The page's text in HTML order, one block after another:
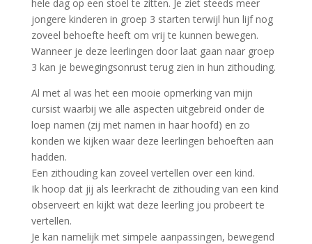
hele dag op een stoel te zitten. Je ziet steeds meer
jongere kinderen in groep 3 starten terwijl hun lijf nog
zoveel behoefte heeft om vrij te kunnen bewegen.
Wanneer je deze leerlingen door laat gaan naar groep
3 kan je bewegingsonrust terug zien in hun zithouding.
Al met al was het een mooie opmerking van mijn
cursist waarbij we alle aspecten uitgebreid onder de
loep namen (zij met namen in haar hoofd) en zo
konden we kijken waar deze leerlingen behoeften aan
hadden.
Een zithouding kan zoveel vertellen over een kind.
Ik hoop dat jij als leerkracht de zithouding van een kind
observeert en kijkt wat deze leerling jou probeert te
vertellen.
Je kan namelijk met simpele aanpassingen, bewegend